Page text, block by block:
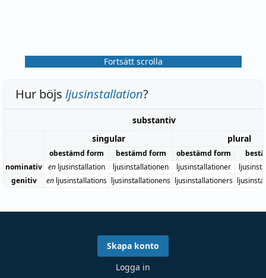
Fortsätt scrolla
Hur böjs ljusinstallation?
substantiv
singular
plural
obestämd form bestämd form obestämd form
nominativ en ljusinstallation ljusinstallationen ljusinstallationer
genitiv
en ljusinstallations ljusinstallationens ljusinstallationers
Skapa konto
Logga in